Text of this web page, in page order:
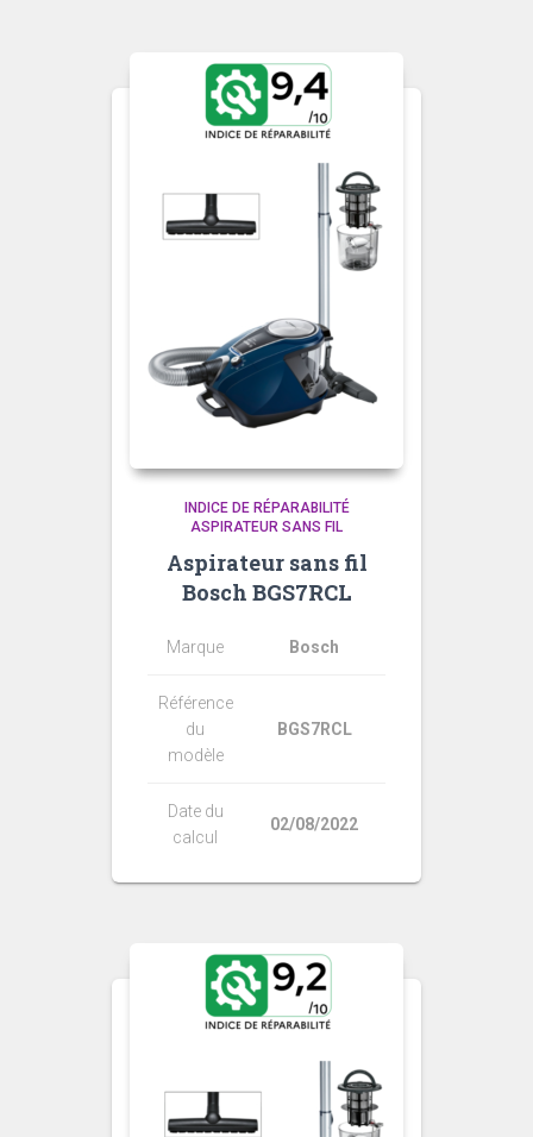
INDICE DE RÉPARABILITÉ
ASPIRATEUR SANS FIL
Aspirateur sans fil
Bosch BGS7RCL
Marque Bosch
Référence
du
modèle
BGS7RCL
Date du
calcul
02/08/2022